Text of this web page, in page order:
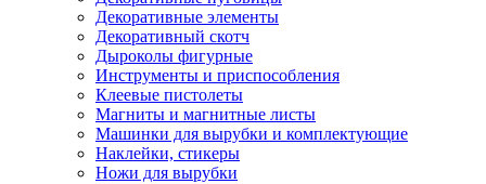
Декоративные элементы
Декоративный скотч
Дыроколы фигурные
Инструменты и приспособления
Клеевые пистолеты
Магниты и магнитные листы
Машинки для вырубки и комплектующие
Наклейки, стикеры
Ножи для вырубки